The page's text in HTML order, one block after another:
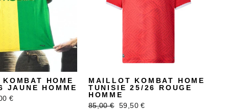
HOME
JAUNE HOMME
€
MAILLOT KOMBAT HOME
TUNISIE 25/26 ROUGE
HOMME
Prix
85,00 €
Prix
59,50 €